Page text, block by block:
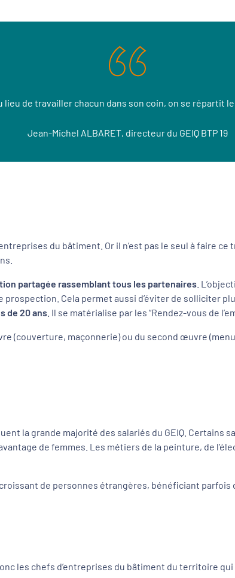
lieu de travailler chacun dans son coin, on se répartit
Jean-Michel ALBARET, directeur du GEIQ BTP 19
du bâtiment. Or il n’est pas le seul à faire
partagée rassemblant tous les partenaires .
Cela permet aussi d’éviter de solliciter
de 20 ans . Il se matérialise par les “Rendez-vous de
(couverture, maçonnerie) ou du second œuvre
la grande majorité des salariés du GEIQ. Certains
de femmes. Les métiers de la peinture, de
de personnes étrangères, bénéficiant parfois
les chefs d’entreprises du bâtiment du territoire